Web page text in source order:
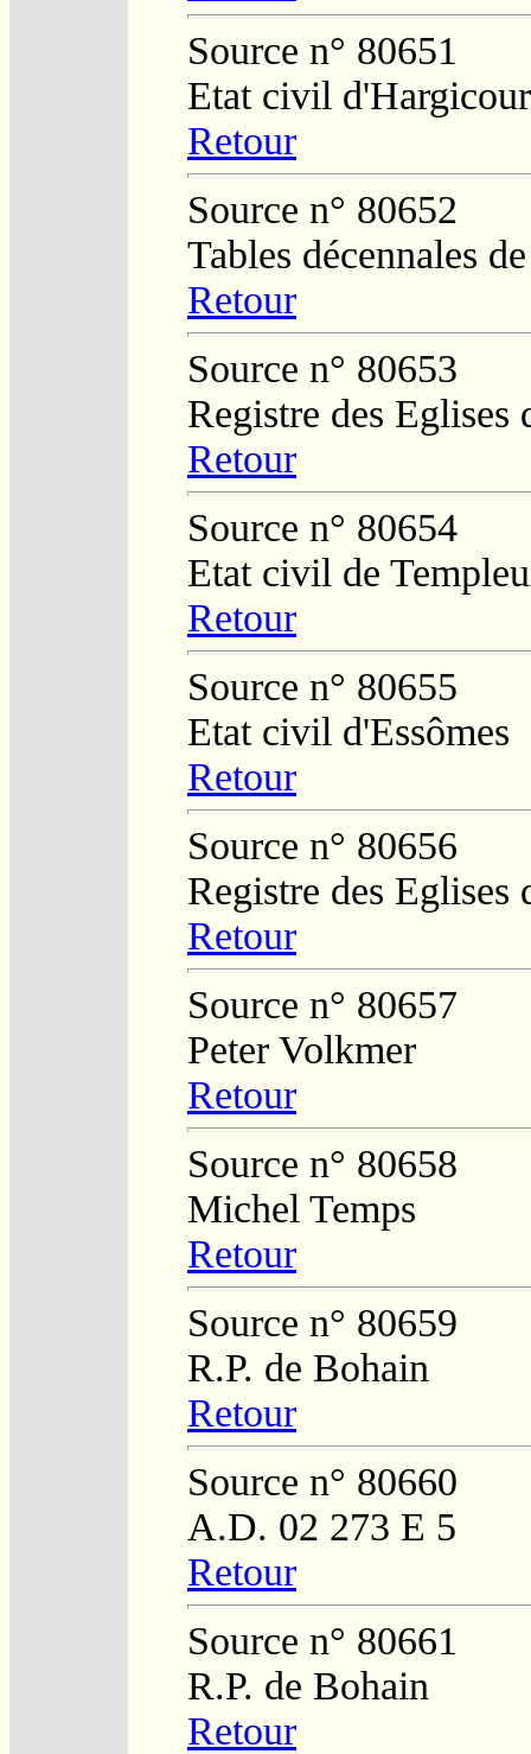
Source n° 80651
Etat civil
Retour
Source n° 80652
Tables décennales
Retour
Source n° 80653
Registre des Eglises
Retour
Source n° 80654
Etat civil de
Retour
Source n° 80655
Etat civil d'Essômes
Retour
Source n° 80656
Registre des Eglises
Retour
Source n° 80657
Peter Volkmer
Retour
Source n° 80658
Michel Temps
Retour
Source n° 80659
R.P. de Bohain
Retour
Source n° 80660
A.D. 02 273 E 5
Retour
Source n° 80661
R.P. de Bohain
Retour